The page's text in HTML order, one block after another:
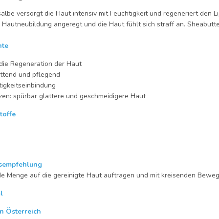
versorgt die Haut intensiv mit Feuchtigkeit und regeneriert den
angeregt und die Haut fühlt sich straff an.
Regeneration der Haut
und pflegend
spürbar glattere und geschmeidigere Haut
Menge auf die gereinigte Haut auftragen und mit kreisenden
Österreich